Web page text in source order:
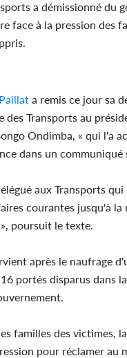
a démissionné du
face à la pression des
a remis ce jour sa
des Transports au
Ondimba, « qui l'a
dans un communiqué
aux Transports qui
courantes jusqu'à la
poursuit le texte.
après le naufrage
portés disparus dans
familles des victimes,
pour réclamer au